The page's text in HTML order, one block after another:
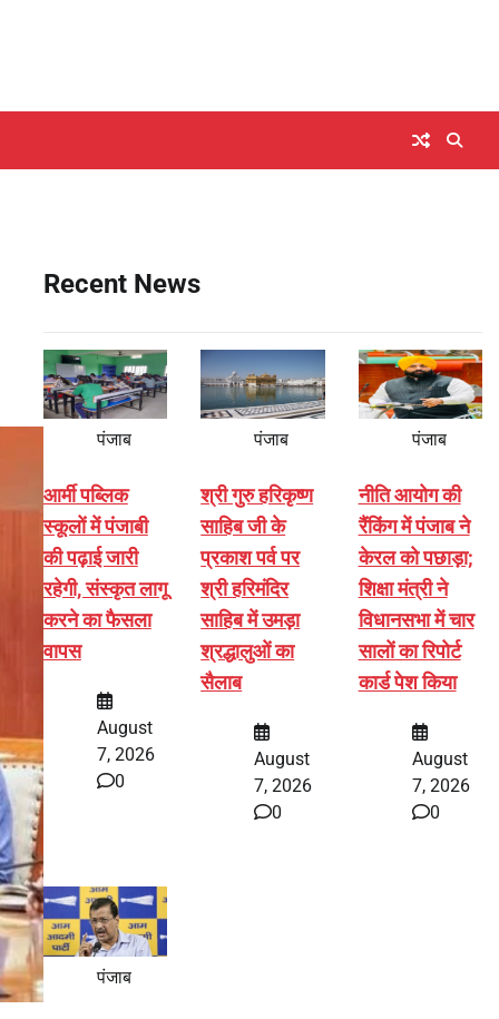
Recent News
पंजाब
आर्मी पब्लिक
स्कूलों में पंजाबी
की पढ़ाई जारी
रहेगी, संस्कृत लागू
करने का फैसला
वापस
August
7, 2026
0
पंजाब
श्री गुरु हरिकृष्ण
साहिब जी के
प्रकाश पर्व पर
श्री हरिमंदिर
साहिब में उमड़ा
श्रद्धालुओं का
सैलाब
August
7, 2026
0
पंजाब
नीति आयोग की
रैंकिंग में पंजाब ने
केरल को पछाड़ा;
शिक्षा मंत्री ने
विधानसभा में चार
सालों का रिपोर्ट
कार्ड पेश किया
August
7, 2026
0
पंजाब